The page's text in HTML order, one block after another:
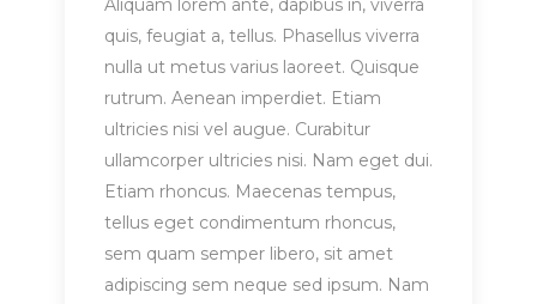
Aliquam lorem ante, dapibus in, viverra
quis, feugiat a, tellus. Phasellus viverra
nulla ut metus varius laoreet. Quisque
rutrum. Aenean imperdiet. Etiam
ultricies nisi vel augue. Curabitur
ullamcorper ultricies nisi. Nam eget dui.
Etiam rhoncus. Maecenas tempus,
tellus eget condimentum rhoncus,
sem quam semper libero, sit amet
adipiscing sem neque sed ipsum. Nam